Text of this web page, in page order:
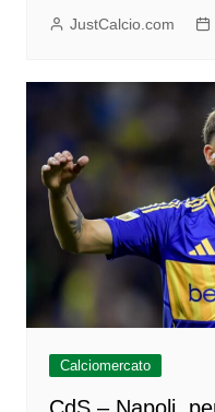
JustCalcio.com
Calciomercato